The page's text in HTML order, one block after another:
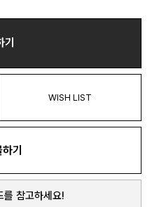
WISH LIST
기
를 참고하세요!